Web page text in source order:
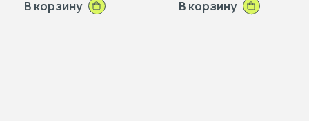
В корзину В корзину